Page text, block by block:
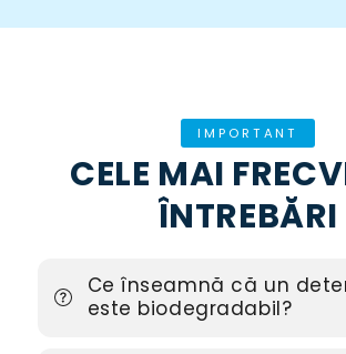
IMPORTANT
CELE MAI
ÎNTREBĂRI
Ce înseamnă că un
este biodegradabil?